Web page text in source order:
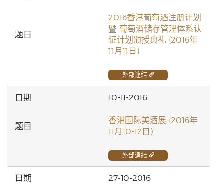
2016香港葡萄酒注册计划
暨 葡萄酒储存管理体系认
证计划颁授典礼 (2016年
11月11日)
外部連結
10-11-2016
香港国际美酒展 (2016年
11月10-12日)
外部連結
27-10-2016